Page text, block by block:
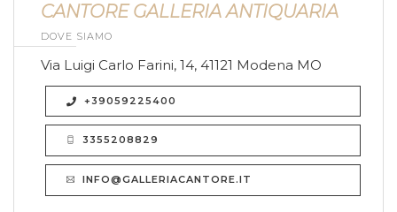
CANTORE GALLERIA ANTIQUARIA
DOVE SIAMO
Via Luigi Carlo Farini, 14, 41121 Modena MO
+39059225400
3355208829
INFO@GALLERIACANTORE.IT